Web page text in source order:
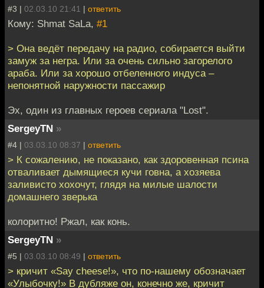
#3 | 02.03.10 21:41 | ответить
Кому: Shmat SaLa, #1
> Она ведёт передачу на радио, собирается выйти
замуж за негра. Или за очень сильно загорелого
араба. Или за хорошо отбеленного индуса –
непонятной наружности пассажир
Эх, один из главных героев сериала "Lost".
SergeyTN »
#4 | 03.03.10 08:37 | ответить
> К сожалению, не показано, как здоровенная псина
отваливает дымящиеся кучи говна, а хозяева
заливисто хохочут, глядя на милые шалости
домашнего зверька
колоритно! Ржал, как конь.
SergeyTN »
#5 | 03.03.10 08:49 | ответить
> кричит «Say cheese!», что по-нашему обозначает
«Улыбочку!» В дубляже он, конечно же, кричит